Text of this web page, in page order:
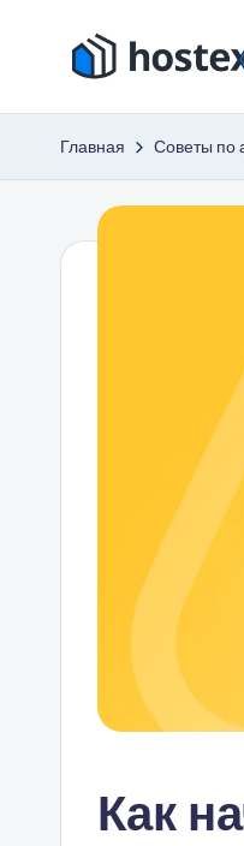
Перейти
Х
о
т
автопилот
отпуска
с
Главная Советы по
Как